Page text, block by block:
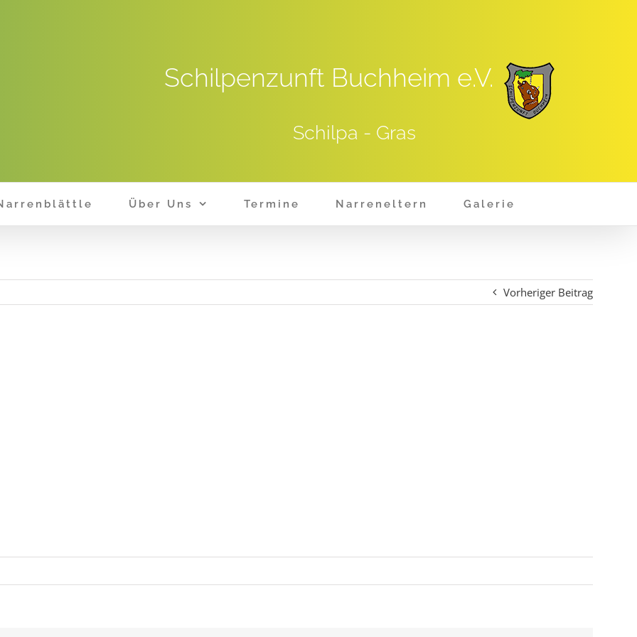
Schilpenzunft Buchheim e.V.
Schilpa - Gras
Über Uns Termine Narreneltern Galerie
Vorheriger Beitrag